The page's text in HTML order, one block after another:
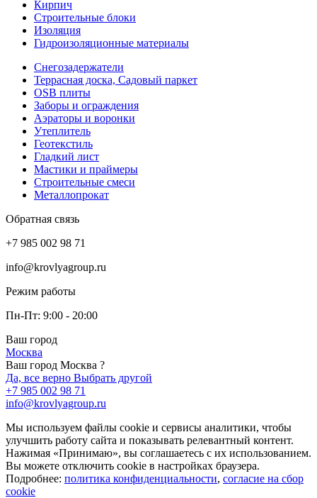
Кирпич
Строительные блоки
Изоляция
Гидроизоляционные материалы
Снегозадержатели
Террасная доска, Садовый паркет
OSB плиты
Заборы и ограждения
Аэраторы и воронки
Утеплитель
Геотекстиль
Гладкий лист
Мастики и праймеры
Строительные смеси
Металлопрокат
Обратная связь
+7 985 002 98 71
info@krovlyagroup.ru
Режим работы
Пн-Пт: 9:00 - 20:00
Ваш город
Москва
Ваш город Москва ?
Да, все верно Выбрать другой
+7 985 002 98 71
info@krovlyagroup.ru
Мы используем файлы cookie и сервисы аналитики, чтобы
улучшить работу сайта и показывать релевантный контент.
Нажимая «Принимаю», вы соглашаетесь с их использованием.
Вы можете отключить cookie в настройках браузера.
Подробнее: политика конфиденциальности, согласие на сбор
cookie